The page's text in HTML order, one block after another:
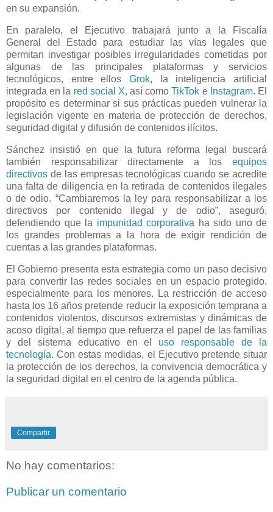
en su expansión.
En paralelo, el Ejecutivo trabajará junto a la Fiscalía
General del Estado para estudiar las vías legales que
permitan investigar posibles irregularidades cometidas por
algunas de las principales plataformas y servicios
tecnológicos, entre ellos Grok, la inteligencia artificial
integrada en la red social X, así comoTikTok e Instagram. El
propósito es determinar si sus prácticas pueden vulnerar la
legislación vigente en materia de protección de derechos,
seguridad digital y difusión de contenidos ilícitos.
Sánchez insistió en que la futura reforma legal buscará
también responsabilizar directamente a los equipos
directivos de las empresas tecnológicas cuando se acredite
una falta de diligencia en la retirada de contenidos ilegales
o de odio. “Cambiaremos la ley para responsabilizar a los
directivos por contenido ilegal y de odio”, aseguró,
defendiendo que la impunidad corporativa ha sido uno de
los grandes problemas a la hora de exigir rendición de
cuentas a las grandes plataformas.
El Gobierno presenta esta estrategia como un paso decisivo
para convertir las redes sociales en un espacio protegido,
especialmente para los menores. La restricción de acceso
hasta los 16 años pretende reducir la exposición temprana a
contenidos violentos, discursos extremistas y dinámicas de
acoso digital, al tiempo que refuerza el papel de las familias
y del sistema educativo en el uso responsable de la
tecnología. Con estas medidas, el Ejecutivo pretende situar
la protección de los derechos, la convivencia democrática y
la seguridad digital en el centro de la agenda pública.
Compartir
No hay comentarios:
Publicar un comentario